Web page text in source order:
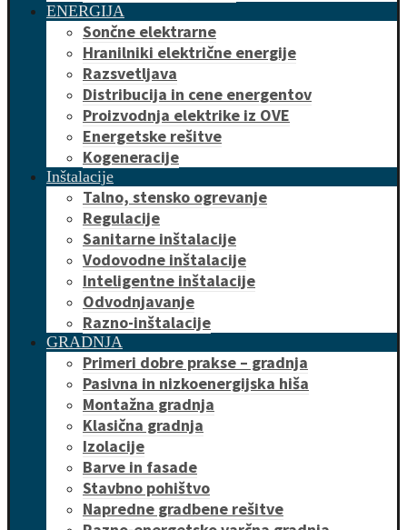
ENERGIJA
Sončne elektrarne
Hranilniki električne energije
Razsvetljava
Distribucija in cene energentov
Proizvodnja elektrike iz OVE
Energetske rešitve
Kogeneracije
Inštalacije
Talno, stensko ogrevanje
Regulacije
Sanitarne inštalacije
Vodovodne inštalacije
Inteligentne inštalacije
Odvodnjavanje
Razno-inštalacije
GRADNJA
Primeri dobre prakse – gradnja
Pasivna in nizkoenergijska hiša
Montažna gradnja
Klasična gradnja
Izolacije
Barve in fasade
Stavbno pohištvo
Napredne gradbene rešitve